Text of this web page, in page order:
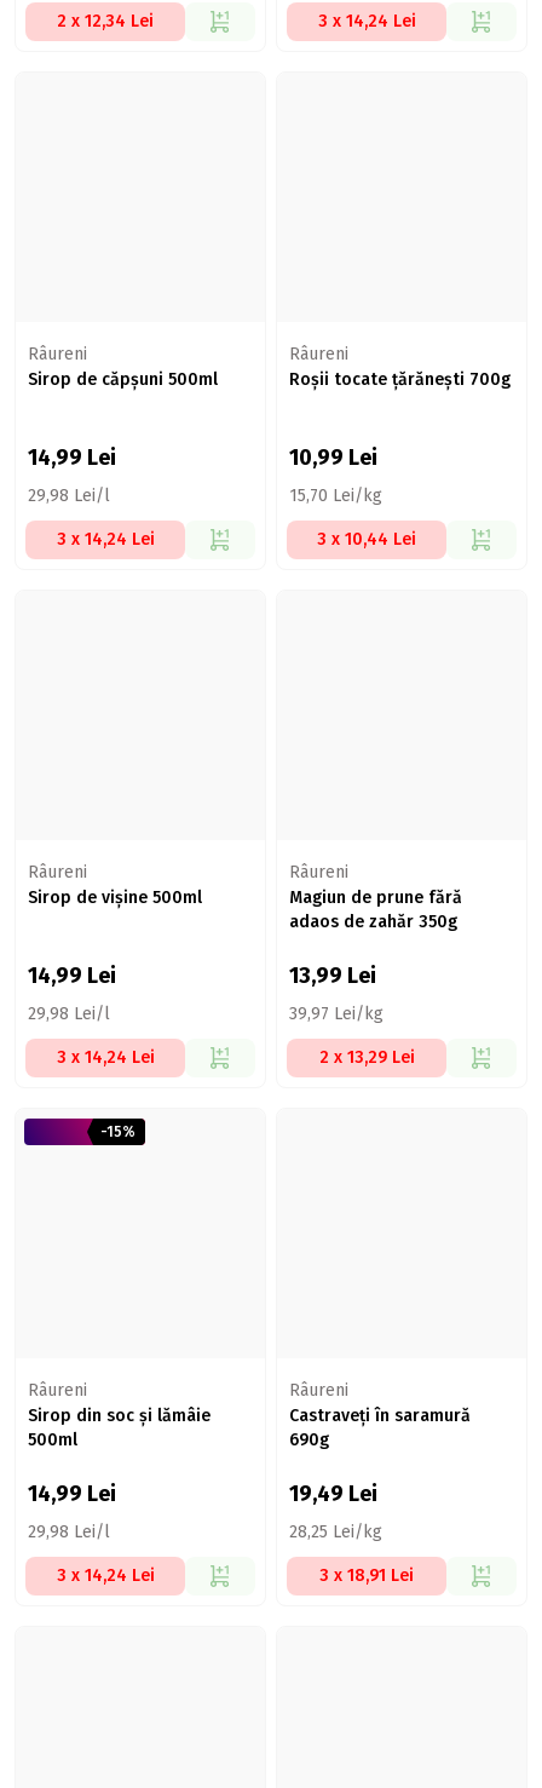
2 x 12,34 Lei 3 x 14,24 Lei
Râureni
Sirop de căpșuni 500ml
14,99 Lei
29,98 Lei/l
3 x 14,24 Lei
Râureni
Roșii tocate țărănești 700g
10,99 Lei
15,70 Lei/kg
3 x 10,44 Lei
Râureni
Sirop de vișine 500ml
14,99 Lei
29,98 Lei/l
3 x 14,24 Lei
Râureni
Magiun de prune fără
adaos de zahăr 350g
13,99 Lei
39,97 Lei/kg
2 x 13,29 Lei
-15%
Râureni
Sirop din soc și lămâie
500ml
14,99 Lei
29,98 Lei/l
3 x 14,24 Lei
Râureni
Castraveți în saramură
690g
19,49 Lei
28,25 Lei/kg
3 x 18,91 Lei